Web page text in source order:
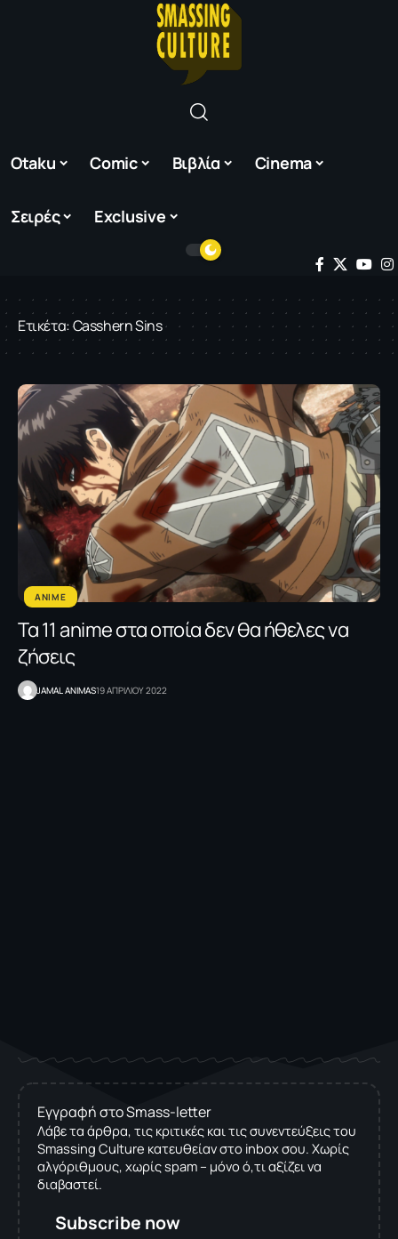
Otaku Comic Βιβλία Cinema
Σειρές Exclusive
Ετικέτα:Casshern Sins
ANIME
Τα 11 anime στα οποία δεν θα ήθελες να
ζήσεις
JAMAL ANIMAS19 ΑΠΡΙΛΙΟΥ 2022
Εγγραφή στο Smass-letter
Λάβε τα άρθρα, τις κριτικές και τις συνεντεύξεις του
Smassing Culture κατευθείαν στο inbox σου. Χωρίς
αλγόριθμους, χωρίς spam – μόνο ό,τι αξίζει να
διαβαστεί.
Subscribe now